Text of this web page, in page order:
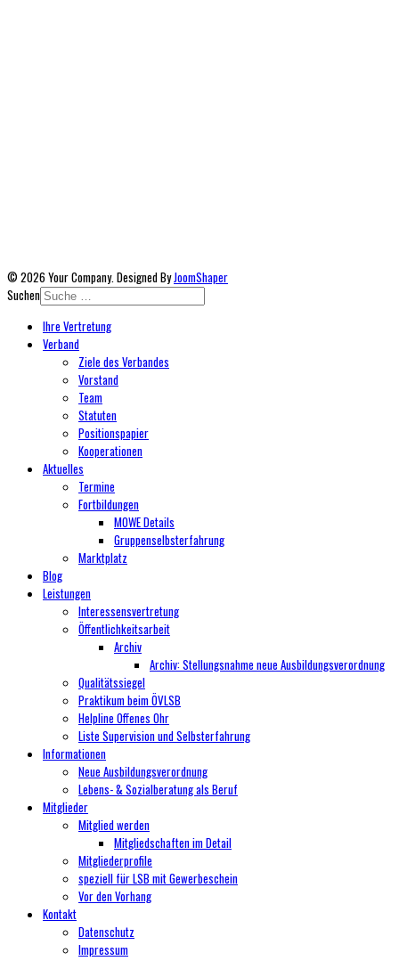
© 2026 Your Company. Designed ByJoomShaper
Suchen
Ihre Vertretung
Verband
Ziele des Verbandes
Vorstand
Team
Statuten
Positionspapier
Kooperationen
Aktuelles
Termine
Fortbildungen
MOWE Details
Gruppenselbsterfahrung
Marktplatz
Blog
Leistungen
Interessensvertretung
Öffentlichkeitsarbeit
Archiv
Archiv: Stellungsnahme neue Ausbildungsverordnung
Qualitätssiegel
Praktikum beim ÖVLSB
Helpline Offenes Ohr
Liste Supervision und Selbsterfahrung
Informationen
Neue Ausbildungsverordnung
Lebens- & Sozialberatung als Beruf
Mitglieder
Mitglied werden
Mitgliedschaften im Detail
Mitgliederprofile
speziell für LSB mit Gewerbeschein
Vor den Vorhang
Kontakt
Datenschutz
Impressum